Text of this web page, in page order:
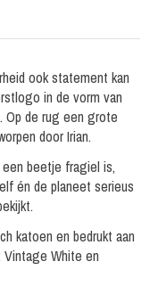
ook statement kan
in de vorm van
Op de rug een grote
door Irian.
beetje fragiel is,
én de planeet serieus
katoen en bedrukt aan
Vintage White en